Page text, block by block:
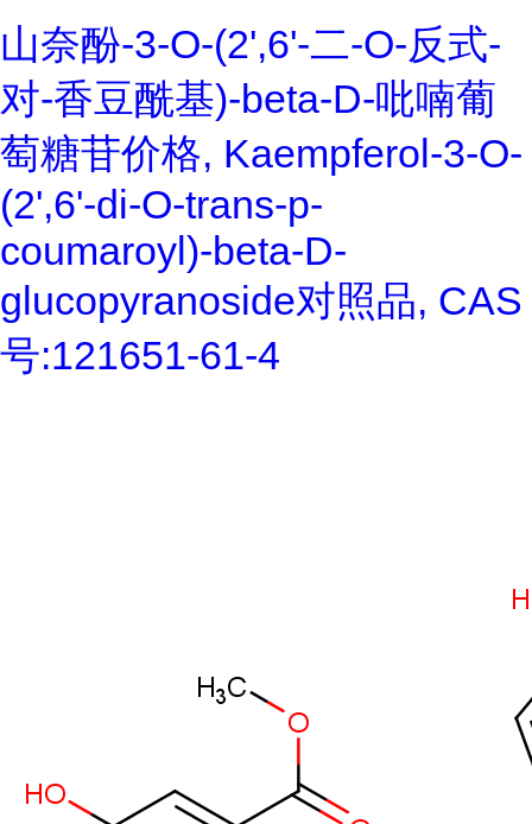
山奈酚-3-O-(2',6'-二-O-反式-
对-香豆酰基)-beta-D-吡喃葡
萄糖苷价格, Kaempferol-3-O-
(2',6'-di-O-trans-p-
coumaroyl)-beta-D-
glucopyranoside对照品, CAS
号:121651-61-4